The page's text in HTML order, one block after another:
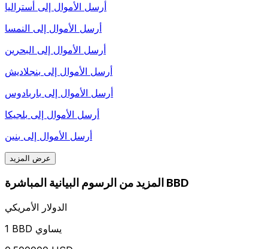
أرسل الأموال إلى أستراليا
أرسل الأموال إلى النمسا
أرسل الأموال إلى البحرين
أرسل الأموال إلى بنجلاديش
أرسل الأموال إلى باربادوس
أرسل الأموال إلى بلجيكا
أرسل الأموال إلى بنين
عرض المزيد
المزيد من الرسوم البيانية المباشرة BBD
الدولار الأمريكي
1 BBD يساوي